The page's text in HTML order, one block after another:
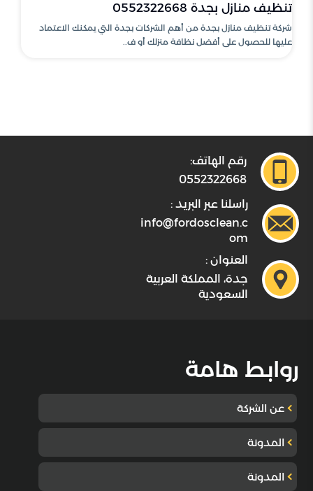
تنظيف منازل بجدة 0552322668
شركة تنظيف منازل بجدة من أهم الشركات بجدة التي يمكنك الاعتماد
عليها للحصول على أفضل نظافة منزلك أو ف..
رقم الهاتف:
0552322668
راسلنا عبر البريد :
info@fordosclean.c
om
العنوان :
جدة، المملكة العربية
السعودية
روابط هامة
عن الشركة
المدونة
المدونة